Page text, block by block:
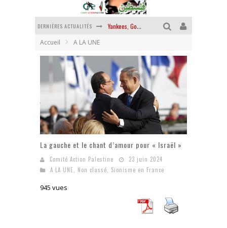
DERNIÈRES ACTUALITÉS Yankees, Go home !
Des accords de paix sans le peuple et contre le peuple
La guerre sioniste, la guerre démographique
La banalité du mal colonial
Accueil A LA UNE
La gauche et le chant d’amour pour « Israël »
Comité Action Palestine
23 juin 2024
A LA UNE
Non classé Sionisme en France
945 vues